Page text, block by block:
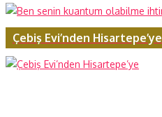
Çebiş Evi’nden Hisartepe’ye